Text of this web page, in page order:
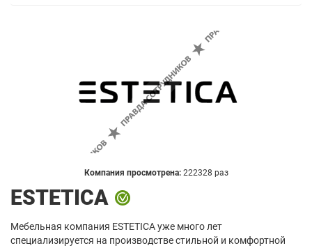
Компания просмотрена: 222328 раз
ESTETICA
Мебельная компания ESTETICA уже много лет
специализируется на производстве стильной и комфортной